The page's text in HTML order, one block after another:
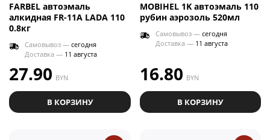
FARBEL автоэмаль
алкидная FR-11A LADA 110
0.8кг
Самовывоз — сегодня
Доставка — 11 августа
27.90 BYN
В КОРЗИНУ
MOBIHEL 1K автоэмаль 110
рубин аэрозоль 520мл
Самовывоз — сегодня
Доставка — 11 августа
16.80 BYN
В КОРЗИНУ